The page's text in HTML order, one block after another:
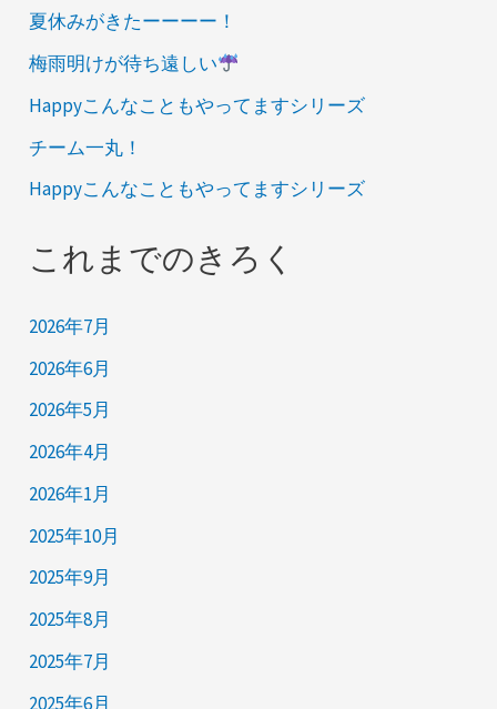
夏休みがきたーーーー！
梅雨明けが待ち遠しい
Happyこんなこともやってますシリーズ
チーム一丸！
Happyこんなこともやってますシリーズ
これまでのきろく
2026年7月
2026年6月
2026年5月
2026年4月
2026年1月
2025年10月
2025年9月
2025年8月
2025年7月
2025年6月